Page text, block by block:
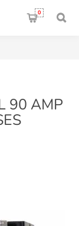
0
90 AMP